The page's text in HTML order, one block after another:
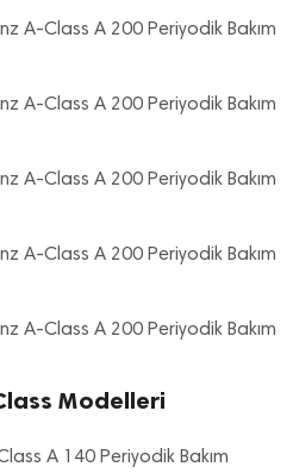
A-Class A 200 Periyodik Bakım
A-Class A 200 Periyodik Bakım
A-Class A 200 Periyodik Bakım
A-Class A 200 Periyodik Bakım
A-Class A 200 Periyodik Bakım
Modelleri
A 140 Periyodik Bakım